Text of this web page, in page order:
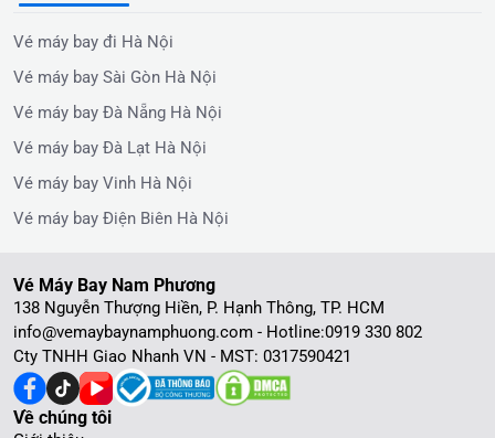
Vé máy bay đi Hà Nội
Vé máy bay Sài Gòn Hà Nội
Vé máy bay Đà Nẵng Hà Nội
Vé máy bay Đà Lạt Hà Nội
Vé máy bay Vinh Hà Nội
Vé máy bay Điện Biên Hà Nội
Về chúng tôi
Vé Máy Bay Nam Phương
138 Nguyễn Thượng Hiền, P. Hạnh Thông, TP. HCM
info@vemaybaynamphuong.com - Hotline:0919 330 802
Cty TNHH Giao Nhanh VN - MST: 0317590421